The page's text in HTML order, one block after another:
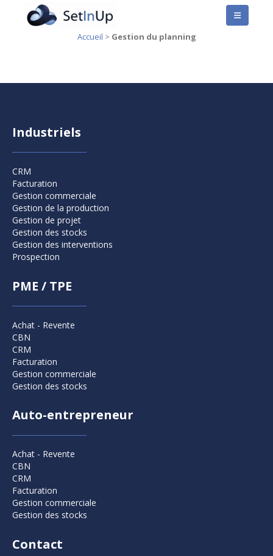
Accueil > Gestion du planning
Industriels
CRM
Facturation
Gestion commerciale
Gestion de la production
Gestion de projet
Gestion des stocks
Gestion des interventions
Prospection
PME / TPE
Achat - Revente
CBN
CRM
Facturation
Gestion commerciale
Gestion des stocks
Auto-entrepreneur
Achat - Revente
CBN
CRM
Facturation
Gestion commerciale
Gestion des stocks
Contact